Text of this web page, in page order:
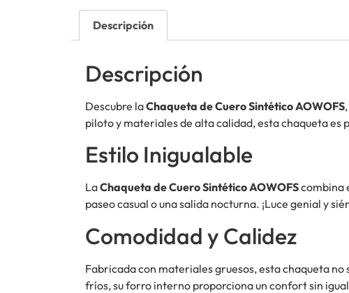
Descripción
Descripción
Descubre laChaqueta de Cuero Sintético AOWOFS
piloto y materiales de alta calidad, esta chaqueta es
Estilo Inigualable
LaChaqueta de Cuero Sintético AOWOFScombina
paseo casual o una salida nocturna. ¡Luce genial y
Comodidad y Calidez
Fabricada con materiales gruesos, esta chaqueta
fríos, su forro interno proporciona un confort sin